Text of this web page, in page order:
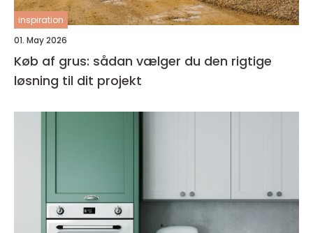
inspiration
01. May 2026
Køb af grus: sådan vælger du den rigtige
løsning til dit projekt